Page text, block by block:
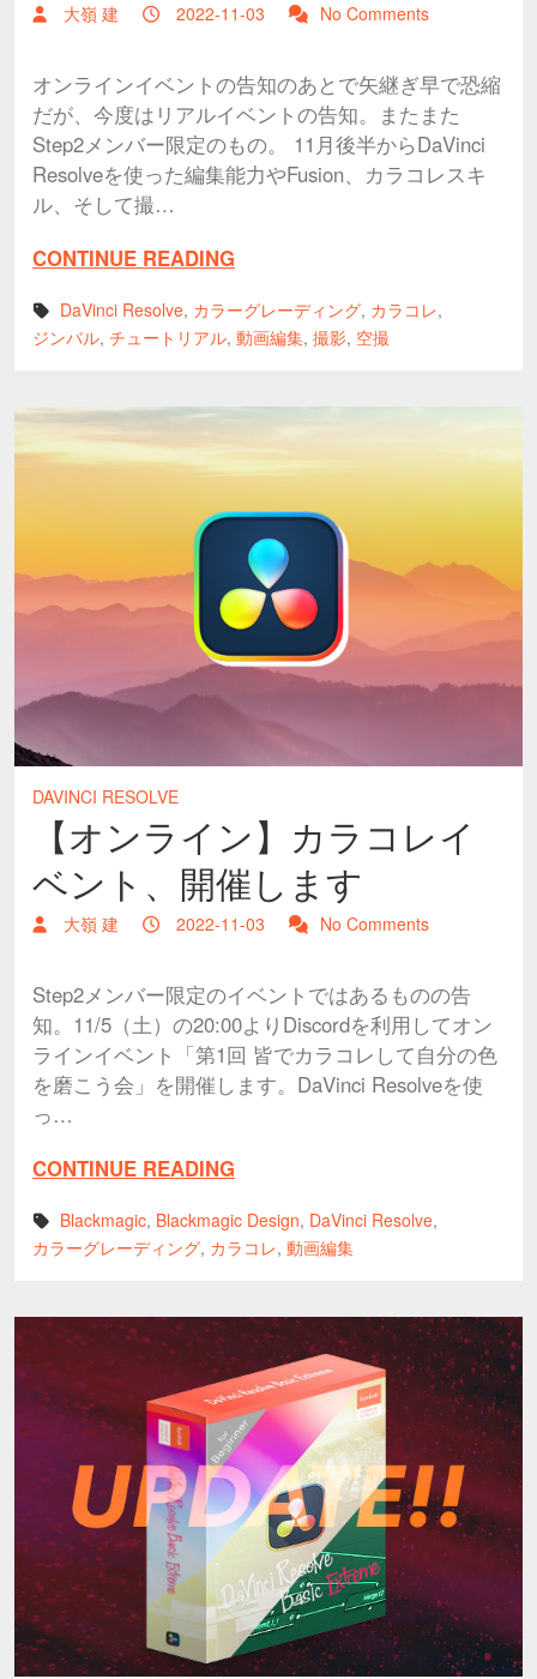
大嶺 建 2022-11-03 No Comments
オンラインイベントの告知のあとで矢継ぎ早で恐縮
だが、今度はリアルイベントの告知。またまた
Step2メンバー限定のもの。 11月後半からDaVinci
Resolveを使った編集能力やFusion、カラコレスキ
ル、そして撮…
CONTINUE READING
DaVinci Resolve, カラーグレーディング, カラコレ,
ジンバル, チュートリアル, 動画編集, 撮影, 空撮
DAVINCI RESOLVE
【オンライン】カラコレイ
ベント、開催します
大嶺 建 2022-11-03 No Comments
Step2メンバー限定のイベントではあるものの告
知。11/5（土）の20:00よりDiscordを利用してオン
ラインイベント「第1回 皆でカラコレして自分の色
を磨こう会」を開催します。DaVinci Resolveを使
っ…
CONTINUE READING
Blackmagic, Blackmagic Design, DaVinci Resolve,
カラーグレーディング, カラコレ, 動画編集